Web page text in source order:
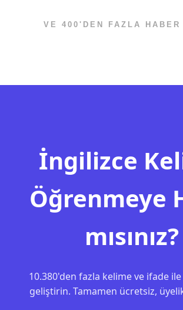
VE 400'DEN FAZLA HABER
İngilizce
Öğrenmeye
mısınız?
10.380'den fazla kelime ve ifade
geliştirin. Tamamen ücretsiz,